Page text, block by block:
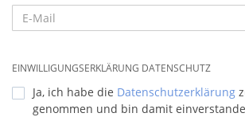
EINWILLIGUNGSERKLÄRUNG DATENSCHUTZ
Ja, ich habe die Datenschutzerklärung
genommen und bin damit